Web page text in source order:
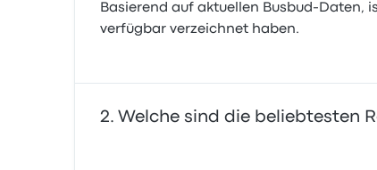
Basierend auf aktuellen Busbud-Daten,
verfügbar verzeichnet haben.
Welche sind die beliebtesten